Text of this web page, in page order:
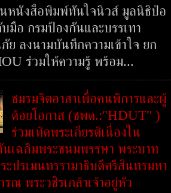
นหนังสือพิมพ์ทันใจนิวส์ มูลนิธิป่อ
บมือ กรมป้องกันและบรรเทา
ย ลงนามบันทึกความเข้าใจ ยก
ร่วมให้ความรู้ พร้อม...
ชมรมจิตอาสาเพื่อคนพิการและผู้
ด้อยโอกาส (ชพด.:"HDUT" )
ร่วมเทิดพระเกียรติเนื่องใน
นเฉลิมพระชนมพรรษา พระบาท
ะปรเมนทรรามาธิบดีศรีสินทรมหา
รณ พระวชิรเกล้าเจ้าอยู่หัว